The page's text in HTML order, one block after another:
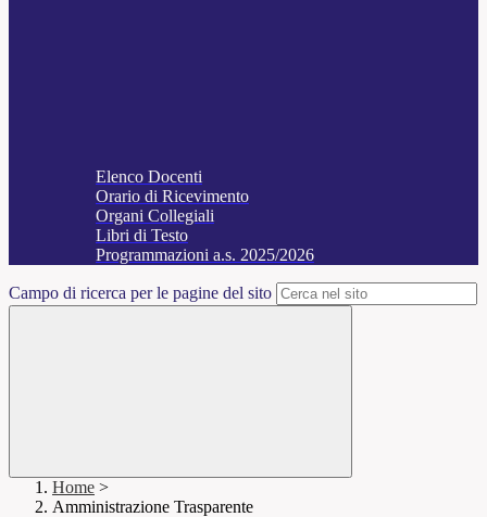
Elenco Docenti
Orario di Ricevimento
Organi Collegiali
Libri di Testo
Programmazioni a.s. 2025/2026
Campo di ricerca per le pagine del sito
Home >
Amministrazione Trasparente